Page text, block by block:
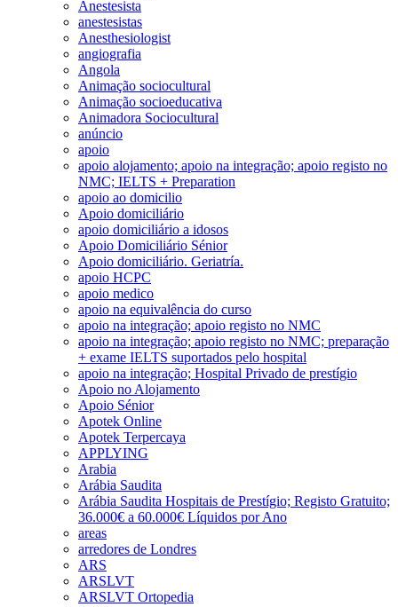
Anestesista
anestesistas
Anesthesiologist
angiografia
Angola
Animação sociocultural
Animação socioeducativa
Animadora Sociocultural
anúncio
apoio
apoio alojamento; apoio na integração; apoio registo no
NMC; IELTS + Preparation
apoio ao domicilio
Apoio domiciliário
apoio domiciliário a idosos
Apoio Domiciliário Sénior
Apoio domiciliário. Geriatría.
apoio HCPC
apoio medico
apoio na equivalência do curso
apoio na integração; apoio registo no NMC
apoio na integração; apoio registo no NMC; preparação
+ exame IELTS suportados pelo hospital
apoio na integração; Hospital Privado de prestígio
Apoio no Alojamento
Apoio Sénior
Apotek Online
Apotek Terpercaya
APPLYING
Arabia
Arábia Saudita
Arábia Saudita Hospitais de Prestígio; Registo Gratuito;
36.000€ a 60.000€ Líquidos por Ano
areas
arredores de Londres
ARS
ARSLVT
ARSLVT Ortopedia